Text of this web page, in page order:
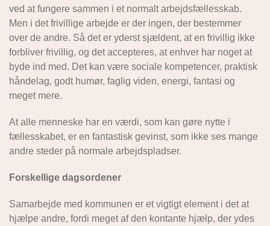
ved at fungere sammen i et normalt arbejdsfællesskab.
Men i det frivillige arbejde er der ingen, der bestemmer
over de andre. Så det er yderst sjældent, at en frivillig ikke
forbliver frivillig, og det accepteres, at enhver har noget at
byde ind med. Det kan være sociale kompetencer, praktisk
håndelag, godt humør, faglig viden, energi, fantasi og
meget mere.
At alle menneske har en værdi, som kan gøre nytte i
fællesskabet, er en fantastisk gevinst, som ikke ses mange
andre steder på normale arbejdspladser.
Forskellige dagsordener
Samarbejde med kommunen er et vigtigt element i det at
hjælpe andre, fordi meget af den kontante hjælp, der ydes